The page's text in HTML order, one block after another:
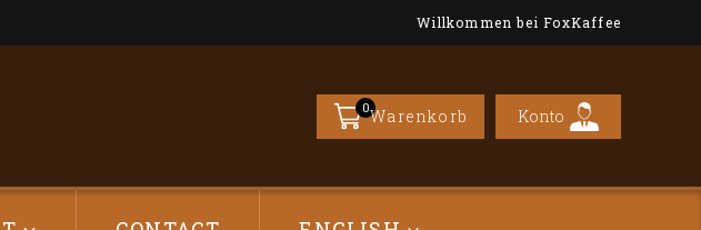
Willkommen bei FoxKaffee
0Warenkorb Konto